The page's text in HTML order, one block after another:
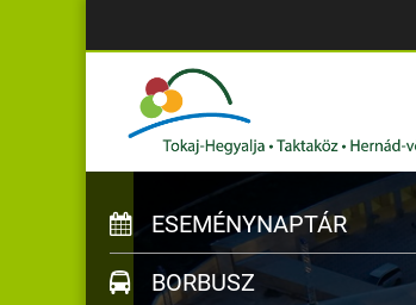
ESEMÉNYNAPTÁR
BORBUSZ